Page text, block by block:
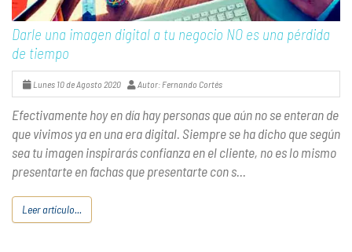
Darle una imagen digital a tu negocio NO es una pérdida
de tiempo
Lunes 10 de Agosto 2020 Autor: Fernando Cortés
Efectivamente hoy en día hay personas que aún no se enteran de
que vivimos ya en una era digital. Siempre se ha dicho que según
sea tu imagen inspirarás confianza en el cliente, no es lo mismo
presentarte en fachas que presentarte con s...
Leer artículo...